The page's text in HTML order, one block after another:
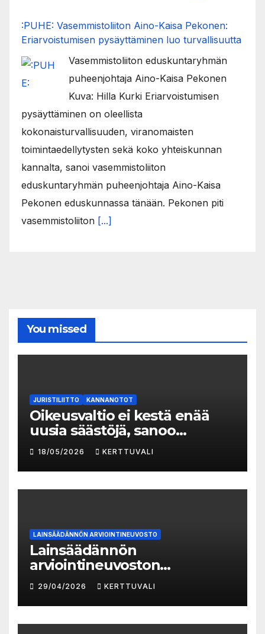
:PUHE: Vasemmistoliiton Aino-Kaisa Pekonen:
Eriarvoistumisen pysäyttäminen luo turvallisuutta
Vasemmistoliiton eduskuntaryhmän
puheenjohtaja Aino-Kaisa Pekonen
Kuva: Hilla Kurki Eriarvoistumisen
pysäyttäminen on oleellista
kokonaisturvallisuuden, viranomaisten
toimintaedellytysten sekä koko yhteiskunnan
kannalta, sanoi vasemmistoliiton
eduskuntaryhmän puheenjohtaja Aino-Kaisa
Pekonen eduskunnassa tänään. Pekonen piti
vasemmistoliiton [...]
You missed
JURISTILIITTO KANNANOTOT
Oikeusvaltio ei kestä enää
uusia säästöjä, sanoo
Juristiliiton uusi
toiminnanjohtaja
18/05/2026 KERTTUVALI
LAINSÄÄDÄNNÖN ARVIOINTINEUVOSTO
Lainsäädännön
arviointineuvoston
vuosikatsaus 2025:
lainvalmistelun
vaikutusarvioinnin taso
parantunut
29/04/2026 KERTTUVALI